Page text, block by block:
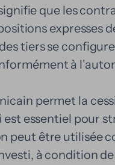
que les
expresses
tiers se
à
permet la
est essentiel pour
peut être utilisée
à condition